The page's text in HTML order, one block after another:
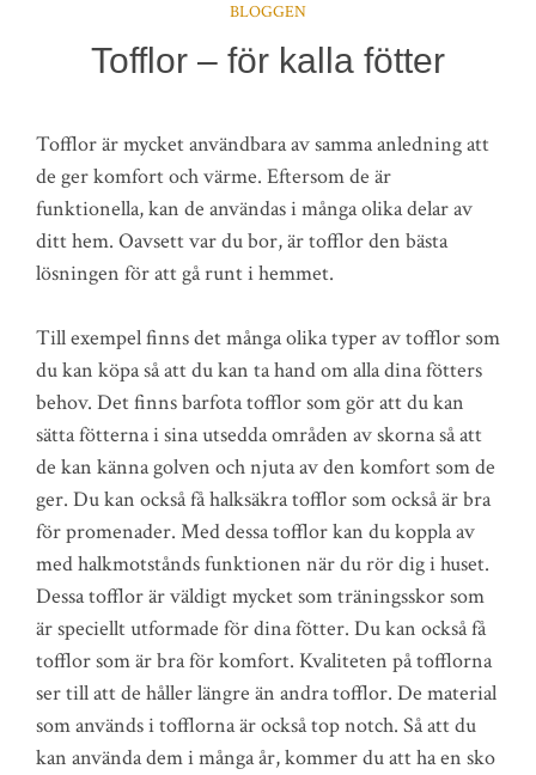
BLOGGEN
Tofflor – för kalla fötter
Tofflor är mycket användbara av samma anledning att
de ger komfort och värme. Eftersom de är
funktionella, kan de användas i många olika delar av
ditt hem. Oavsett var du bor, är tofflor den bästa
lösningen för att gå runt i hemmet.
Till exempel finns det många olika typer av tofflor som
du kan köpa så att du kan ta hand om alla dina fötters
behov. Det finns barfota tofflor som gör att du kan
sätta fötterna i sina utsedda områden av skorna så att
de kan känna golven och njuta av den komfort som de
ger. Du kan också få halksäkra tofflor som också är bra
för promenader. Med dessa tofflor kan du koppla av
med halkmotstånds funktionen när du rör dig i huset.
Dessa tofflor är väldigt mycket som träningsskor som
är speciellt utformade för dina fötter. Du kan också få
tofflor som är bra för komfort. Kvaliteten på tofflorna
ser till att de håller längre än andra tofflor. De material
som används i tofflorna är också top notch. Så att du
kan använda dem i många år, kommer du att ha en sko